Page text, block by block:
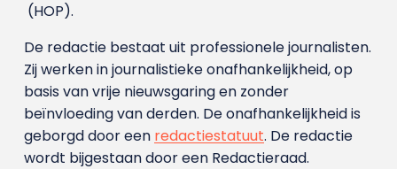
(HOP).
De redactie bestaat uit professionele journalisten.
Zij werken in journalistieke onafhankelijkheid, op
basis van vrije nieuwsgaring en zonder
beïnvloeding van derden. De onafhankelijkheid is
geborgd door een redactiestatuut. De redactie
wordt bijgestaan door een Redactieraad.